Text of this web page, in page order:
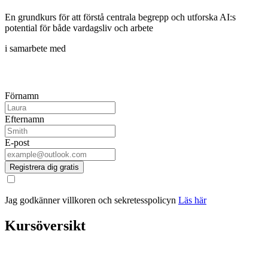
En grundkurs för att förstå centrala begrepp och utforska AI:s
potential för både vardagsliv och arbete
i samarbete med
Förnamn
Efternamn
E-post
Registrera dig gratis
Jag godkänner villkoren och sekretesspolicyn Läs här
Kursöversikt